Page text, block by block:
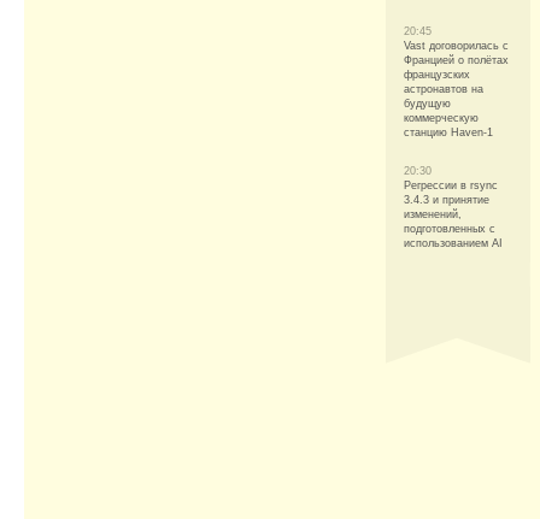
20:45
Vast договорилась с
Францией о полётах
французских
астронавтов на
будущую
коммерческую
станцию Haven-1
20:30
Регрессии в rsync
3.4.3 и принятие
изменений,
подготовленных с
использованием AI